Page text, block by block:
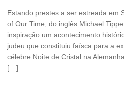
Estando prestes a ser estreada em
of Our Time, do inglês Michael
inspiração um acontecimento
judeu que constituiu faísca para a
célebre Noite de Cristal na
[…]